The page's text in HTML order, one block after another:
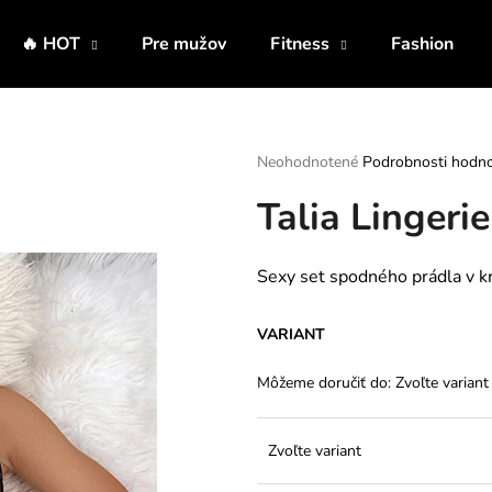
🔥 HOT Pre mužov Fitness Fashion
Priemerné
produktu
je
z
5
Neohodnotené Podrobnosti
Talia
Sexy set spodného prádla v
VARIANT
Môžeme doručiť do: Zvoľte variant
Zvoľte variant
HĽADAŤ
Odporúčame